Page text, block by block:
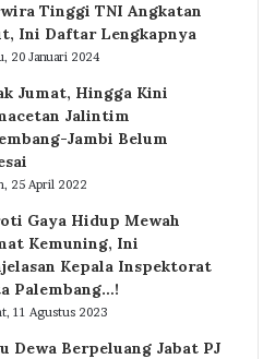
Tinggi TNI Angkatan
Ini Daftar Lengkapnya
20 Januari 2024
Jumat, Hingga Kini
Jalintim
Jambi Belum
25 April 2022
Gaya Hidup Mewah
Kemuning, Ini
Kepala Inspektorat
Palembang…!
11 Agustus 2023
Dewa Berpeluang Jabat PJ